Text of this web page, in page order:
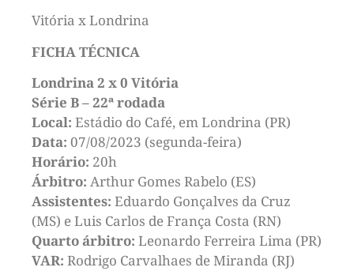
Vitória x Londrina
FICHA TÉCNICA
Londrina 2 x 0 Vitória
Série B – 22ª rodada
Local: Estádio do Café, em Londrina (PR)
Data: 07/08/2023 (segunda-feira)
Horário: 20h
Árbitro: Arthur Gomes Rabelo (ES)
Assistentes: Eduardo Gonçalves da Cruz
(MS) e Luis Carlos de França Costa (RN)
Quarto árbitro: Leonardo Ferreira Lima (PR)
VAR: Rodrigo Carvalhaes de Miranda (RJ)